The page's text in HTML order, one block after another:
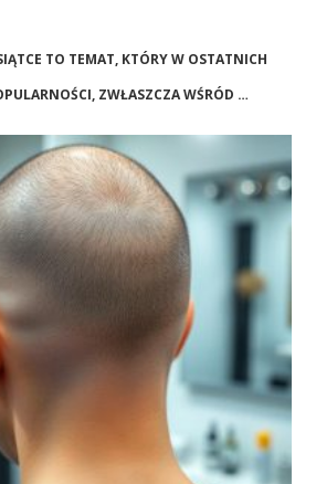
TO TEMAT, KTÓRY W OSTATNICH
ZWŁASZCZA WŚRÓD …